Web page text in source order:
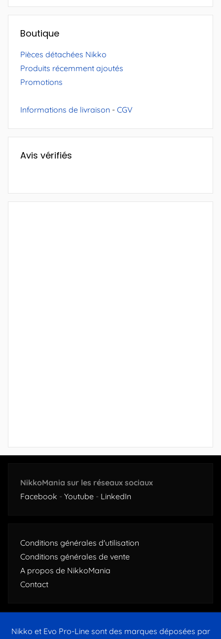
Boutique
Pièces détachées Nikko
Produits récemment ajoutés
Promotions
Informations de livraison - CGV
Avis vérifiés
NikkoMania sur les réseaux sociaux
Facebook - Youtube - LinkedIn
Conditions générales d'utilisation
Conditions générales de vente
A propos de NikkoMania
Contact
Nikko et Evo Pro-Line sont des marques déposées par